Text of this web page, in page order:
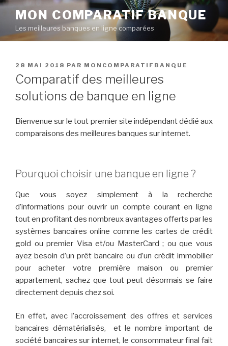
Aller
contenu
principal
MON COMPARATIF BANQUE
Les meilleures banques en ligne comparées
PUBLIÉ
LE
28 MAI 2018 PAR MONCOMPARATIFBANQUE
Comparatif des meilleures
solutions de banque en ligne
Bienvenue sur le tout premier site indépendant dédié aux
comparaisons des meilleures banques sur internet.
Pourquoi choisir une banque en ligne ?
Que vous soyez simplement à la recherche
d’informations pour ouvrir un compte courant en ligne
tout en profitant des nombreux avantages offerts par les
systèmes bancaires online comme les cartes de crédit
gold ou premier Visa et/ou MasterCard ; ou que vous
ayez besoin d’un prêt bancaire ou d’un crédit immobilier
pour acheter votre première maison ou premier
appartement, sachez que tout peut désormais se faire
directement depuis chez soi.
En effet, avec l’accroissement des offres et services
bancaires dématérialisés, et le nombre important de
société bancaires sur internet, le consommateur final fait